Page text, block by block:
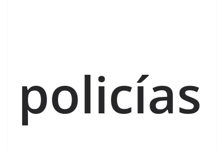
policías